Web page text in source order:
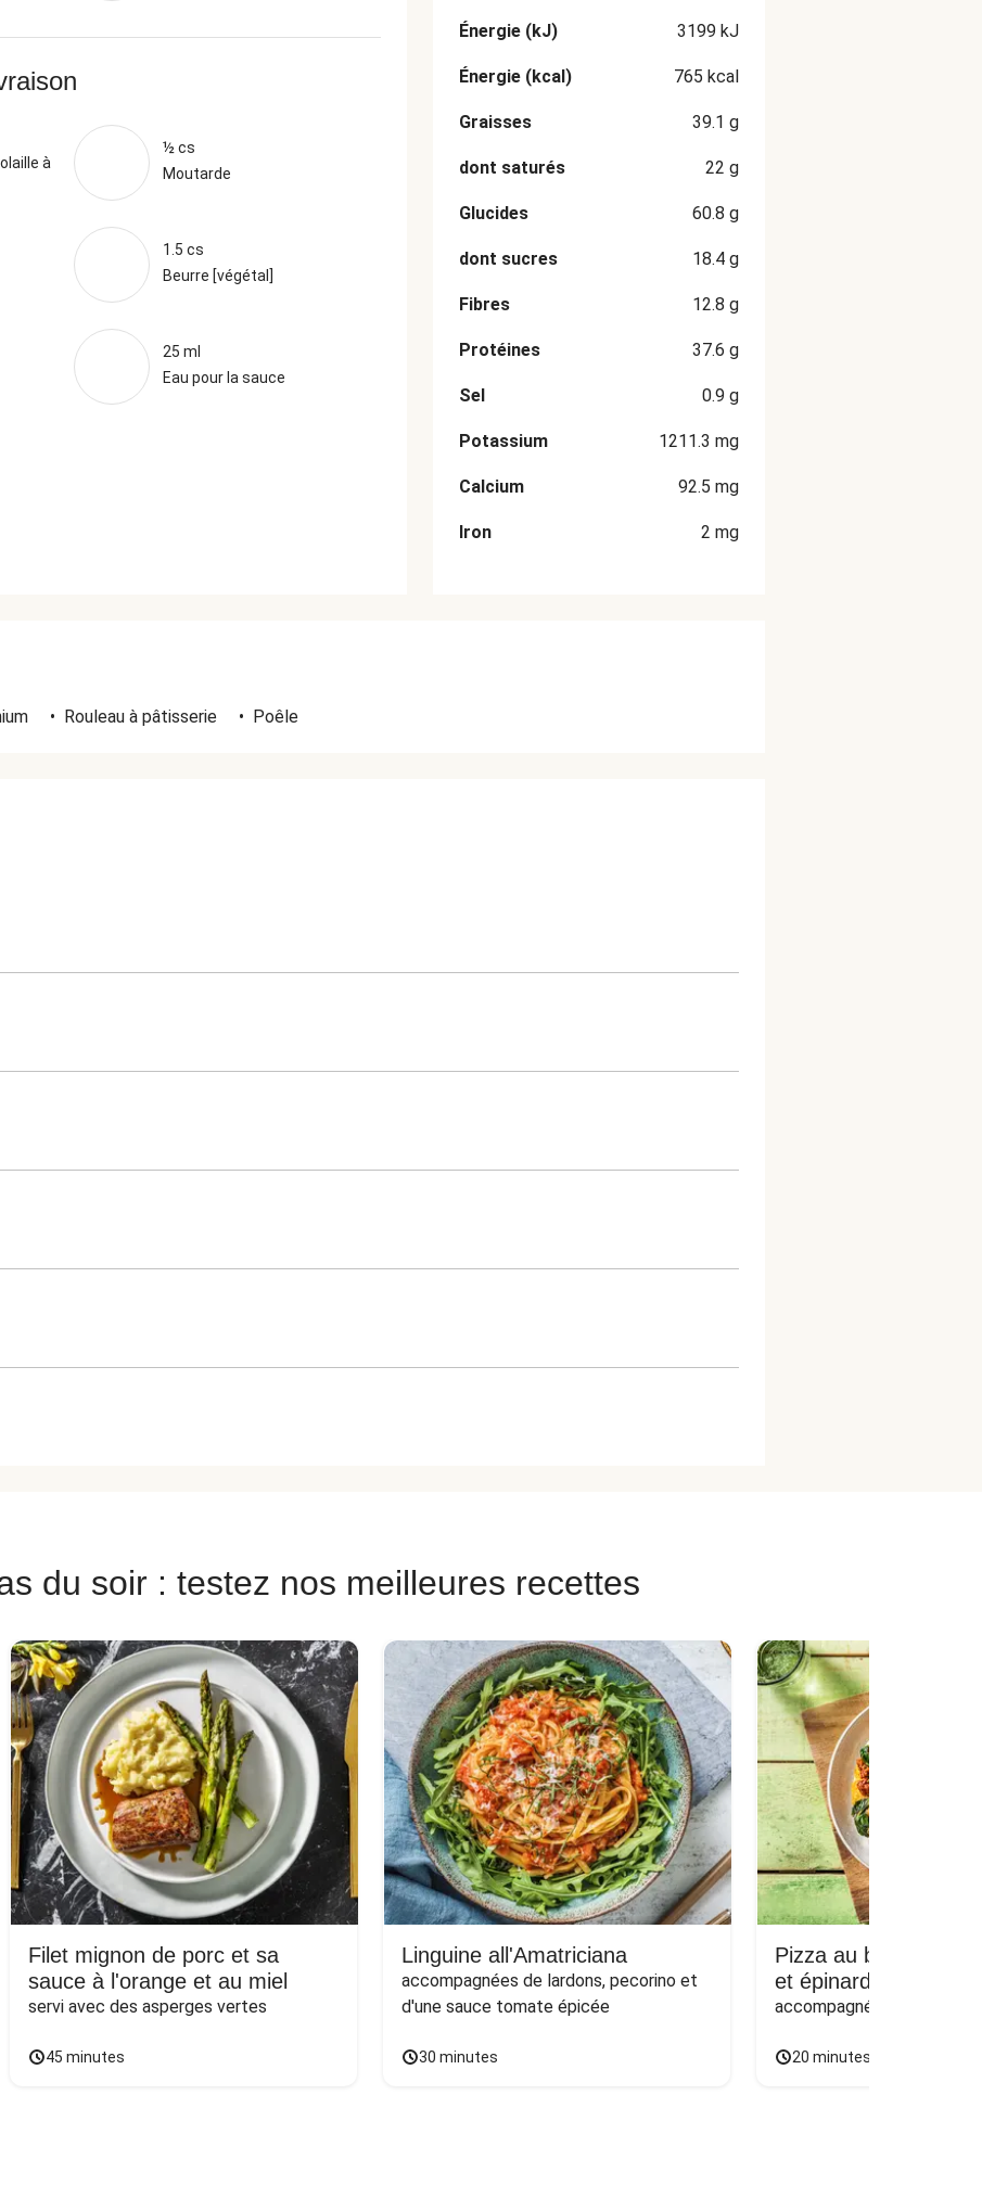
à
½ cs
Moutarde
1.5 cs
Beurre [végétal]
25 ml
Eau pour la sauce
Énergie (kJ) 3199 kJ
Énergie (kcal) 765 kcal
Graisses 39.1 g
dont saturés 22 g
Glucides 60.8 g
dont sucres 18.4 g
Fibres 12.8 g
Protéines 37.6 g
Sel 0.9 g
Potassium 1211.3 mg
Calcium 92.5 mg
Iron 2 mg
• Rouleau à pâtisserie • Poêle
du soir : testez nos meilleures recettes
Filet mignon de porc et sa
sauce à l'orange et au miel
servi avec des asperges vertes
45 minutes
Linguine all'Amatriciana
accompagnées de lardons, pecorino et
d'une sauce tomate épicée
30 minutes
Pizza au bœuf
et épinards sur naan
accompagnée d'une salade
20 minutes